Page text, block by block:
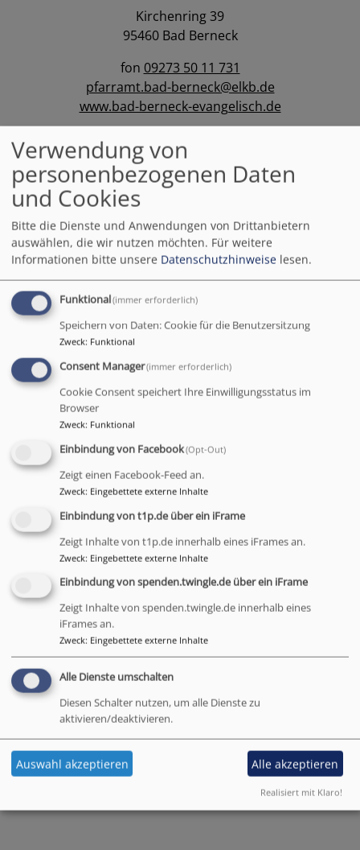
Kirchenring 39
95460 Bad Berneck
fon 09273 50 11 731
pfarramt.bad-berneck@elkb.de
www.bad-berneck-evangelisch.de
https://www.markgrafenkirchen.de
1. Pfarrstelle: Pfarrer Hans-Georg Taxis
2. Pfarrstelle: Pfarrer Michael Maul
Regelmäßige Gottesdienstzeit:
Dreifaltigkeitskirche
Kirchenring 17, 95460 Bad Berneck
So 9:30 Uhr
Bildrechte David Sünderhauf,
Evang.-Luth. Kirchengemeinde Benk
Gemeinsames Pfarramt in Bad Berneck
Kirchenring 39, 95460 Bad Berneck
fon 09273 50 11 731
pfarramt.benk@elkb.de
www.benk-evangelisch.de
https://www.markgrafenkirchen.de
Regelmäßige Gottesdienstzeit:
St. Walburgakirche
95463 Bindlach-Benk
So 9:30 Uhr (jeden 4. So. im Monat 19:00 Uhr)
Verwendung von
personenbezogenen Daten
und Cookies
Bitte die Dienste und Anwendungen von Drittanbietern
auswählen, die wir nutzen möchten. Für weitere
Informationen bitte unsere Datenschutzhinweise lesen.
Funktional(immer erforderlich)
Speichern von Daten: Cookie für die Benutzersitzung
Zweck: Funktional
Consent Manager(immer erforderlich)
Cookie Consent speichert Ihre Einwilligungsstatus im
Browser
Zweck: Funktional
Einbindung von Facebook(Opt-Out)
Zeigt einen Facebook-Feed an.
Zweck: Eingebettete externe Inhalte
Einbindung von t1p.de über ein iFrame
Zeigt Inhalte von t1p.de innerhalb eines iFrames an.
Zweck: Eingebettete externe Inhalte
Einbindung von spenden.twingle.de über ein iFrame
Zeigt Inhalte von spenden.twingle.de innerhalb eines
iFrames an.
Zweck: Eingebettete externe Inhalte
Alle Dienste umschalten
Diesen Schalter nutzen, um alle Dienste zu
aktivieren/deaktivieren.
Auswahl akzeptieren Alle akzeptieren
Realisiert mit Klaro!